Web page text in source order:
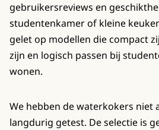
gebruikersreviews en
studentenkamer of kleine
gelet op modellen die compact
zijn en logisch passen bij
wonen.
We hebben de waterkokers niet
langdurig getest. De selectie is